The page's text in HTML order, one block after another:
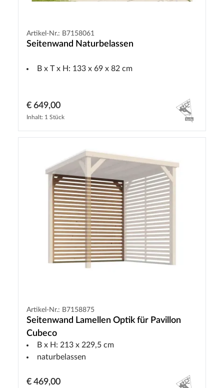
Artikel-Nr.: B7158061
Seitenwand Naturbelassen
B x T x H: 133 x 69 x 82 cm
€ 649,00
Inhalt: 1 Stück
Artikel-Nr.: B7158875
Seitenwand Lamellen Optik für Pavillon
Cubeco
B x H: 213 x 229,5 cm
naturbelassen
€ 469,00